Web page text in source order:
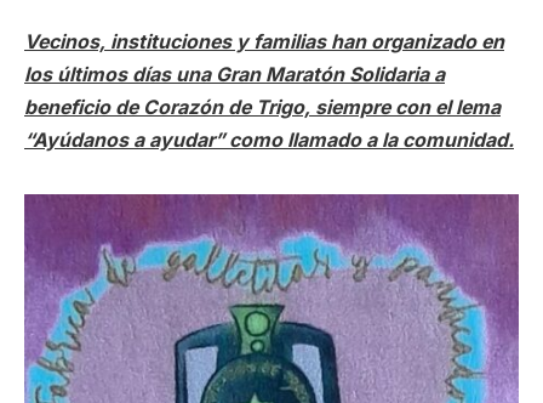
Vecinos, instituciones y familias han organizado en
los últimos días una Gran Maratón Solidaria a
beneficio de Corazón de Trigo, siempre con el lema
“Ayúdanos a ayudar” como llamado a la comunidad.